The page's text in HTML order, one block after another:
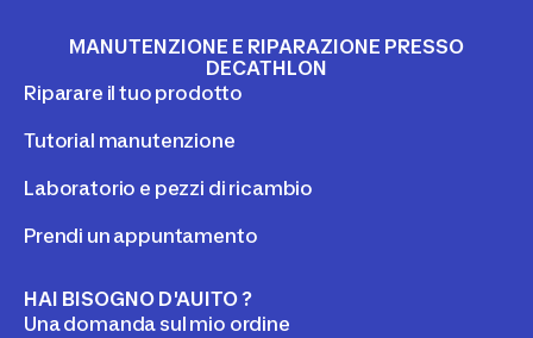
MANUTENZIONE E RIPARAZIONE PRESSO
DECATHLON
Riparare il tuo prodotto
Tutorial manutenzione
Laboratorio e pezzi di ricambio
Prendi un appuntamento
HAI BISOGNO D'AUITO ?
Una domanda sul mio ordine